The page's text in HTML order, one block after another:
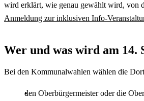
wird erklärt, wie genau gewählt wird, von
Anmeldung zur inklusiven Info-
Wer und was wird am 14.
Bei den Kommunalwahlen wählen die
den Oberbürgermeister oder die